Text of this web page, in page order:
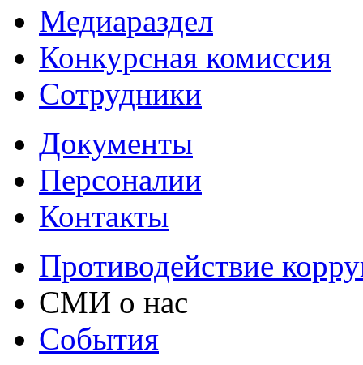
Медиараздел
Конкурсная комиссия
Сотрудники
Документы
Персоналии
Контакты
Противодействие
СМИ о нас
События